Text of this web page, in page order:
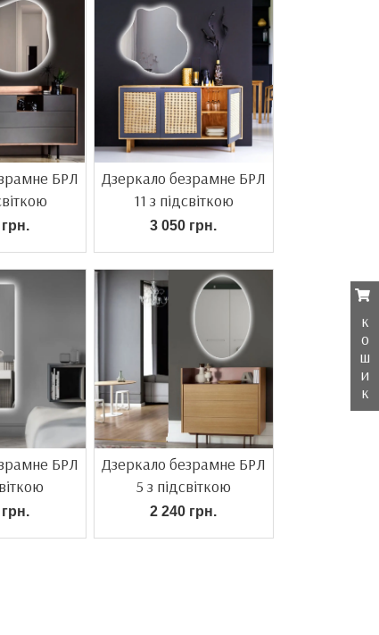
БРЛ
Дзеркало безрамне БРЛ
11 з підсвіткою
3 050 грн.
БРЛ
Дзеркало безрамне БРЛ
5 з підсвіткою
2 240 грн.
к
о
ш
и
к